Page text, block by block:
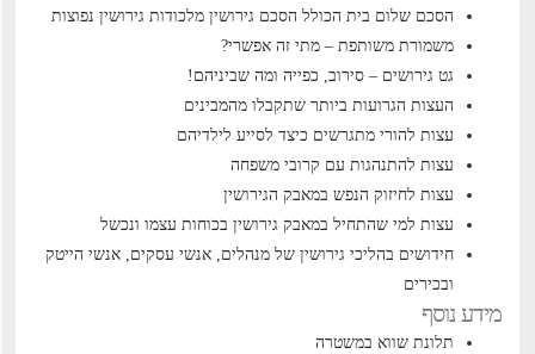
הסכם שלום בית הכולל הסכם גירושיןמלכודות גירושין נפוצות
משמורת משותפת – מתי זה אפשרי?
גט גירושים – סירוב, כפייה ומה שביניהם!
העצות הגרועות ביותר שתקבלו מהמבינים
עצות להורי מתגרשים כיצד לסייע לילדיהם
עצות להתנהגות עם קרובי משפחה
עצות לחיזוק הנפש במאבק הגירושין
עצות למי שהתחיל במאבק גירושין בכוחות עצמו ונכשל
חידושים בהליכי גירושין של מנהלים, אנשי עסקים, אנשי הייטק
ובכירים
מידע נוסף
תלונת שווא במשטרה